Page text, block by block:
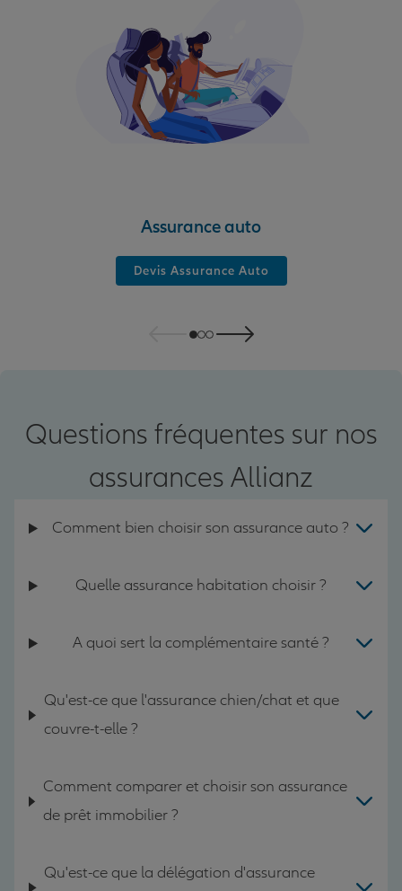
Assurance auto
Devis Assurance Auto
Questions fréquentes sur nos
assurances Allianz
Comment bien choisir son assurance auto ?
Quelle assurance habitation choisir ?
A quoi sert la complémentaire santé ?
Qu'est-ce que l'assurance chien/chat et que
couvre-t-elle ?
Comment comparer et choisir son assurance
de prêt immobilier ?
Qu'est-ce que la délégation d'assurance